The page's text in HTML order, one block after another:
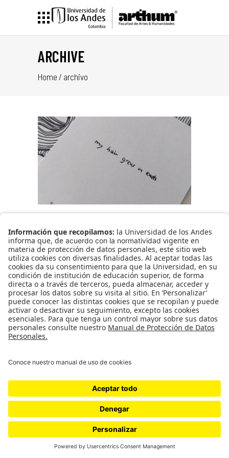
ARCHIVE
Home / archivo
© Facultad de Artes y Humanidades – Universidad de los Andes,
Bogotá, Colombia.